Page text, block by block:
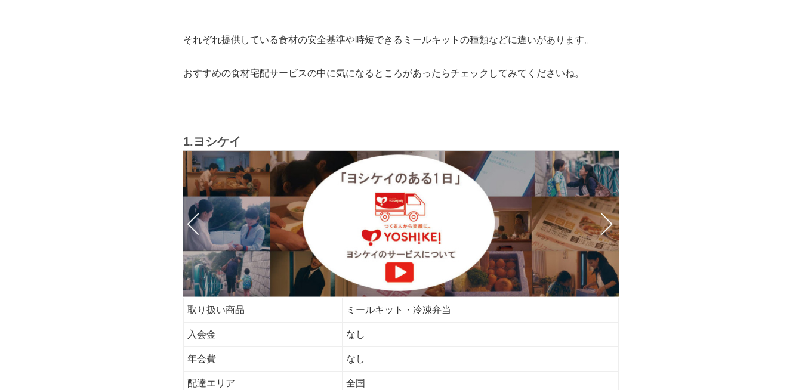
それぞれ提供している食材の安全基準や時短できるミールキットの種類などに違いがあります。
おすすめの食材宅配サービスの中に気になるところがあったらチェックしてみてくださいね。
1.ヨシケイ
取り扱い商品 ミールキット・冷凍弁当
入会金 なし
年会費 なし
配達エリア 全国